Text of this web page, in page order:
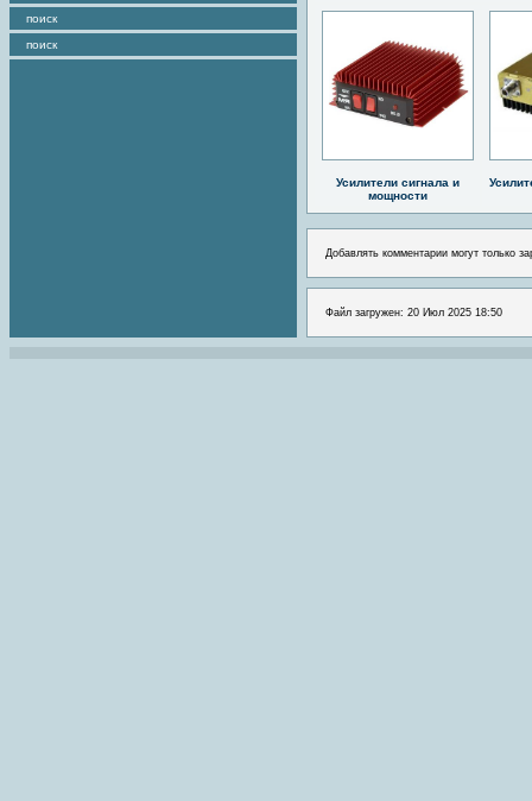
поиск
поиск
Усилители сигнала и
мощности
Добавлять комментарии могут только
Файл загружен: 20 Июл 2025 18:50